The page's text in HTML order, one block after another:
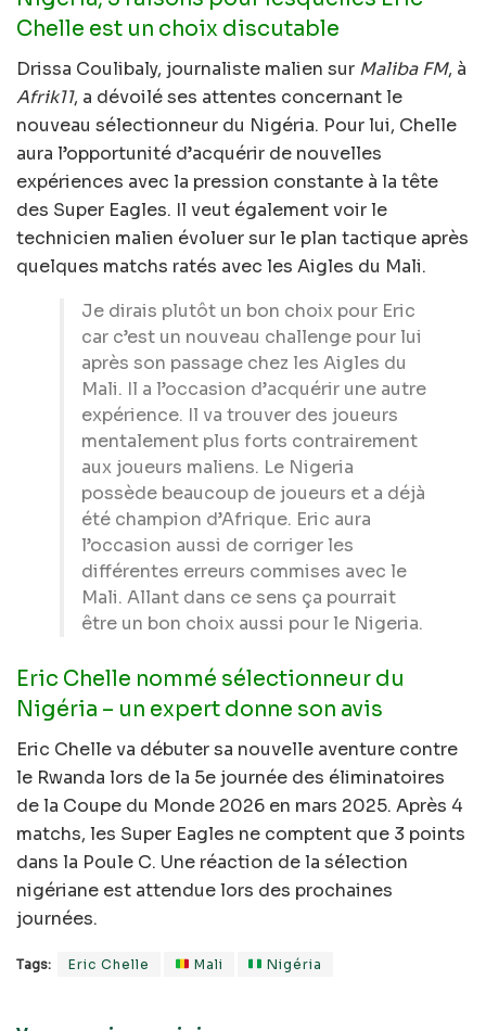
Chelle est un choix discutable
Drissa Coulibaly, journaliste malien sur Maliba FM, à
Afrik11, a dévoilé ses attentes concernant le
nouveau sélectionneur du Nigéria. Pour lui, Chelle
aura l’opportunité d’acquérir de nouvelles
expériences avec la pression constante à la tête
des Super Eagles. Il veut également voir le
technicien malien évoluer sur le plan tactique après
quelques matchs ratés avec les Aigles du Mali.
Je dirais plutôt un bon choix pour Eric
car c’est un nouveau challenge pour lui
après son passage chez les Aigles du
Mali. Il a l’occasion d’acquérir une autre
expérience. Il va trouver des joueurs
mentalement plus forts contrairement
aux joueurs maliens. Le Nigeria
possède beaucoup de joueurs et a déjà
été champion d’Afrique. Eric aura
l’occasion aussi de corriger les
différentes erreurs commises avec le
Mali. Allant dans ce sens ça pourrait
être un bon choix aussi pour le Nigeria.
Eric Chelle nommé sélectionneur du
Nigéria – un expert donne son avis
Eric Chelle va débuter sa nouvelle aventure contre
le Rwanda lors de la 5e journée des éliminatoires
de la Coupe du Monde 2026 en mars 2025. Après 4
matchs, les Super Eagles ne comptent que 3 points
dans la Poule C. Une réaction de la sélection
nigériane est attendue lors des prochaines
journées.
Tags: Eric Chelle Mali Nigéria